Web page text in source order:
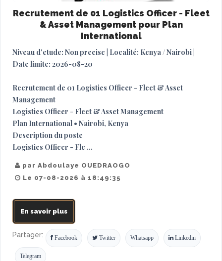
Recrutement de 01 Logistics Officer - Fleet
& Asset Management pour Plan
International
Niveau d'etude: Non precise | Localité: Kenya / Nairobi |
Date limite: 2026-08-20
Recrutement de 01 Logistics Officer - Fleet & Asset
Management
Logistics Officer - Fleet & Asset Management
Plan International • Nairobi, Kenya
Description du poste
Logistics Officer - Fle ...
par Abdoulaye OUEDRAOGO
Le 07-08-2026 à 18:49:35
En savoir plus
Partager: Facebook Twitter Whatsapp Linkedin
Telegram